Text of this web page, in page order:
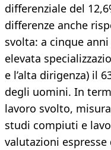
differenziale del
differenze anche
svolta: a cinque
elevata
e l’alta dirigenza) il
degli uomini. In
lavoro svolto,
studi compiuti e
valutazioni